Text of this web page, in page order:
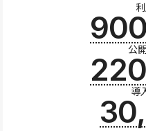
公
導